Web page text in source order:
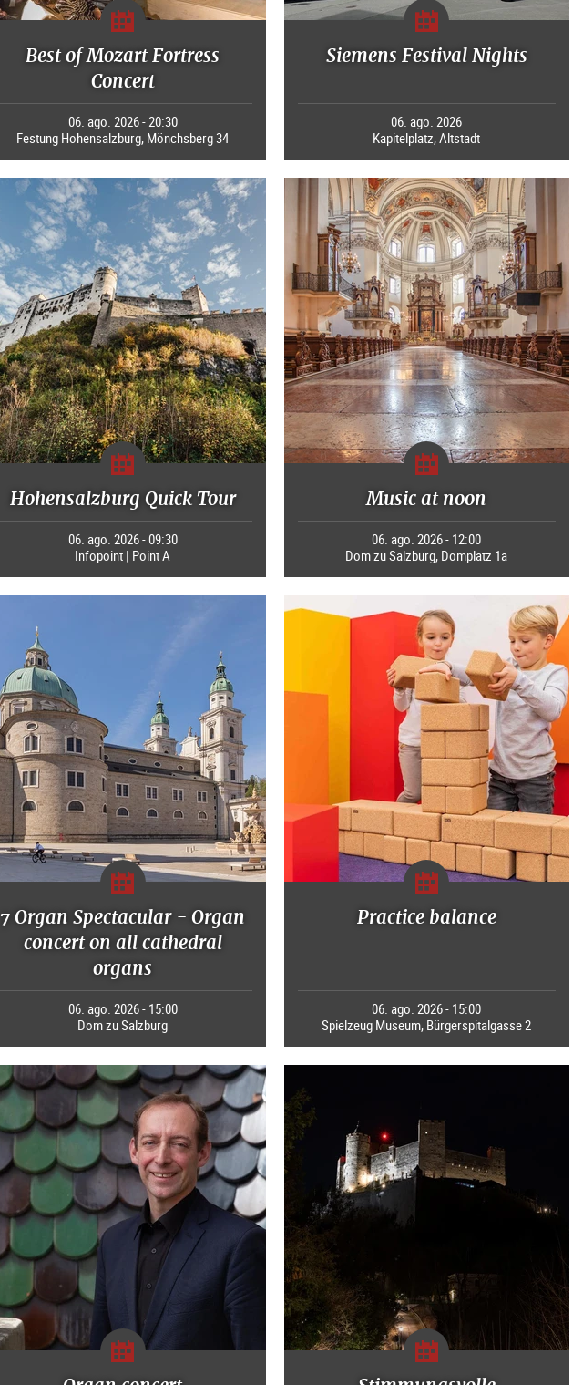
Best of Mozart Fortress
Concert
06. ago. 2026 - 20:30
Festung Hohensalzburg, Mönchsberg 34
Siemens Festival Nights
06. ago. 2026
Kapitelplatz, Altstadt
Hohensalzburg Quick Tour
06. ago. 2026 - 09:30
Infopoint | Point A
Music at noon
06. ago. 2026 - 12:00
Dom zu Salzburg, Domplatz 1a
7 Organ Spectacular - Organ
concert on all cathedral
organs
06. ago. 2026 - 15:00
Dom zu Salzburg
Practice balance
06. ago. 2026 - 15:00
Spielzeug Museum, Bürgerspitalgasse 2